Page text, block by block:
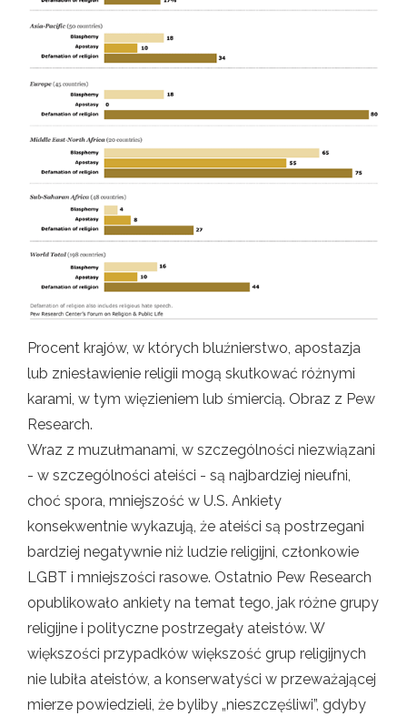
Procent krajów, w których bluźnierstwo, apostazja
lub zniesławienie religii mogą skutkować różnymi
karami, w tym więzieniem lub śmiercią. Obraz z Pew
Research.
Wraz z muzułmanami, w szczególności niezwiązani
- w szczególności ateiści - są najbardziej nieufni,
choć spora, mniejszość w U.S. Ankiety
konsekwentnie wykazują, że ateiści są postrzegani
bardziej negatywnie niż ludzie religijni, członkowie
LGBT i mniejszości rasowe. Ostatnio Pew Research
opublikowało ankiety na temat tego, jak różne grupy
religijne i polityczne postrzegały ateistów. W
większości przypadków większość grup religijnych
nie lubiła ateistów, a konserwatyści w przeważającej
mierze powiedzieli, że byliby „nieszczęśliwi”, gdyby